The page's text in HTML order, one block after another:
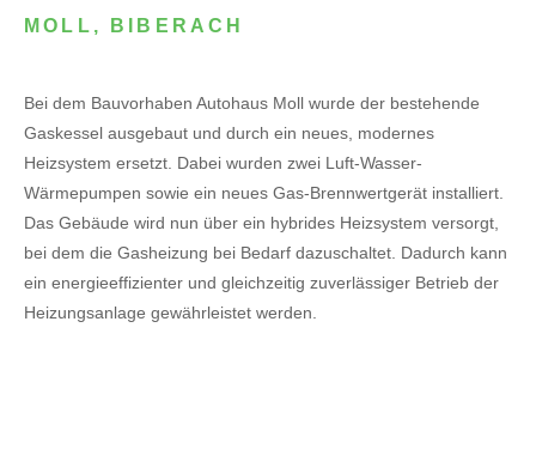
MOLL, BIBERACH
Bei dem Bauvorhaben Autohaus Moll wurde der bestehende
Gaskessel ausgebaut und durch ein neues, modernes
Heizsystem ersetzt. Dabei wurden zwei Luft-Wasser-
Wärmepumpen sowie ein neues Gas-Brennwertgerät installiert.
Das Gebäude wird nun über ein hybrides Heizsystem versorgt,
bei dem die Gasheizung bei Bedarf dazuschaltet. Dadurch kann
ein energieeffizienter und gleichzeitig zuverlässiger Betrieb der
Heizungsanlage gewährleistet werden.